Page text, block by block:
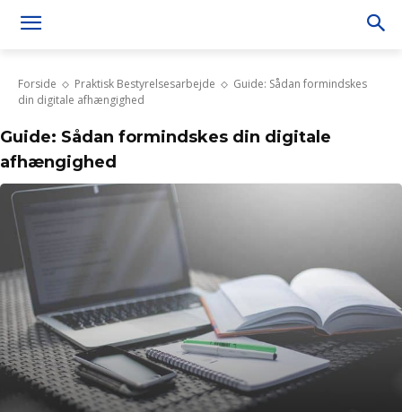
Forside Praktisk Bestyrelsesarbejde
Guide: Sådan formindskes
din digitale afhængighed
Guide: Sådan formindskes din digitale
afhængighed